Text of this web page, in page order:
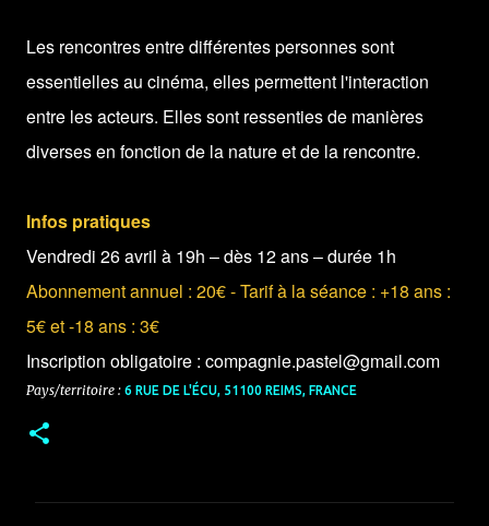
Les rencontres entre différentes personnes sont
essentielles au cinéma, elles permettent l'interaction
entre les acteurs. Elles sont ressenties de manières
diverses en fonction de la nature et de la rencontre.
Infos pratiques
Vendredi 26 avril à 19h – dès 12 ans – durée 1h
Abonnement annuel : 20€ - Tarif à la séance : +18 ans :
5€ et -18 ans : 3€
Inscription obligatoire : compagnie.pastel@gmail.com
Pays/territoire : 6 RUE DE L'ÉCU, 51100 REIMS, FRANCE